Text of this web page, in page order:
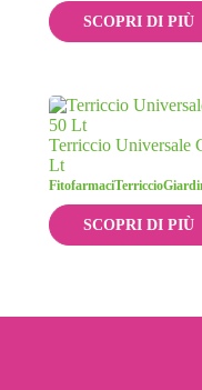
SCOPRI DI PIÙ
Terriccio Universale
Lt
FitofarmaciTerriccio
SCOPRI DI PIÙ